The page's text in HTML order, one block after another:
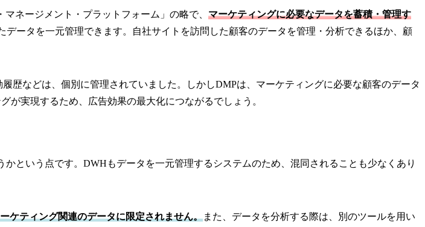
ネージメント・プラットフォーム」の略で、 マーケティングに必要なデータを蓄積・管理す
ータを一元管理できます。自社サイトを訪問した顧客のデータを管理・分析できるほか、顧
歴などは、個別に管理されていました。しかしDMPは、マーケティングに必要な顧客のデータ
が実現するため、広告効果の最大化につながるでしょう。
という点です。DWHもデータを一元管理するシステムのため、混同されることも少なくあり
ケティング関連のデータに限定されません。また、データを分析する際は、別のツールを用い